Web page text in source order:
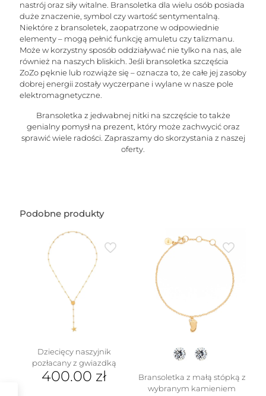
nastrój oraz siły witalne. Bransoletka dla wielu osób posiada
duże znaczenie, symbol czy wartość sentymentalną.
Niektóre z bransoletek, zaopatrzone w odpowiednie
elementy – mogą pełnić funkcję amuletu czy talizmanu.
Może w korzystny sposób oddziaływać nie tylko na nas, ale
również na naszych bliskich. Jeśli bransoletka szczęścia
ZoZo pęknie lub rozwiąże się – oznacza to, że całe jej zasoby
dobrej energii zostały wyczerpane i wylane w nasze pole
elektromagnetyczne.
Bransoletka z jedwabnej nitki na szczęście to także
genialny pomysł na prezent, który może zachwycić oraz
sprawić wiele radości. Zapraszamy do skorzystania z naszej
oferty.
Podobne produkty
Dziecięcy naszyjnik
pozłacany z gwiazdką
400.00 zł
Bransoletka z małą stópką z
wybranym kamieniem